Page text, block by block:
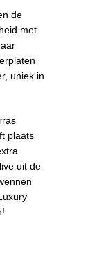
de
met
uniek in
plaats
uit de